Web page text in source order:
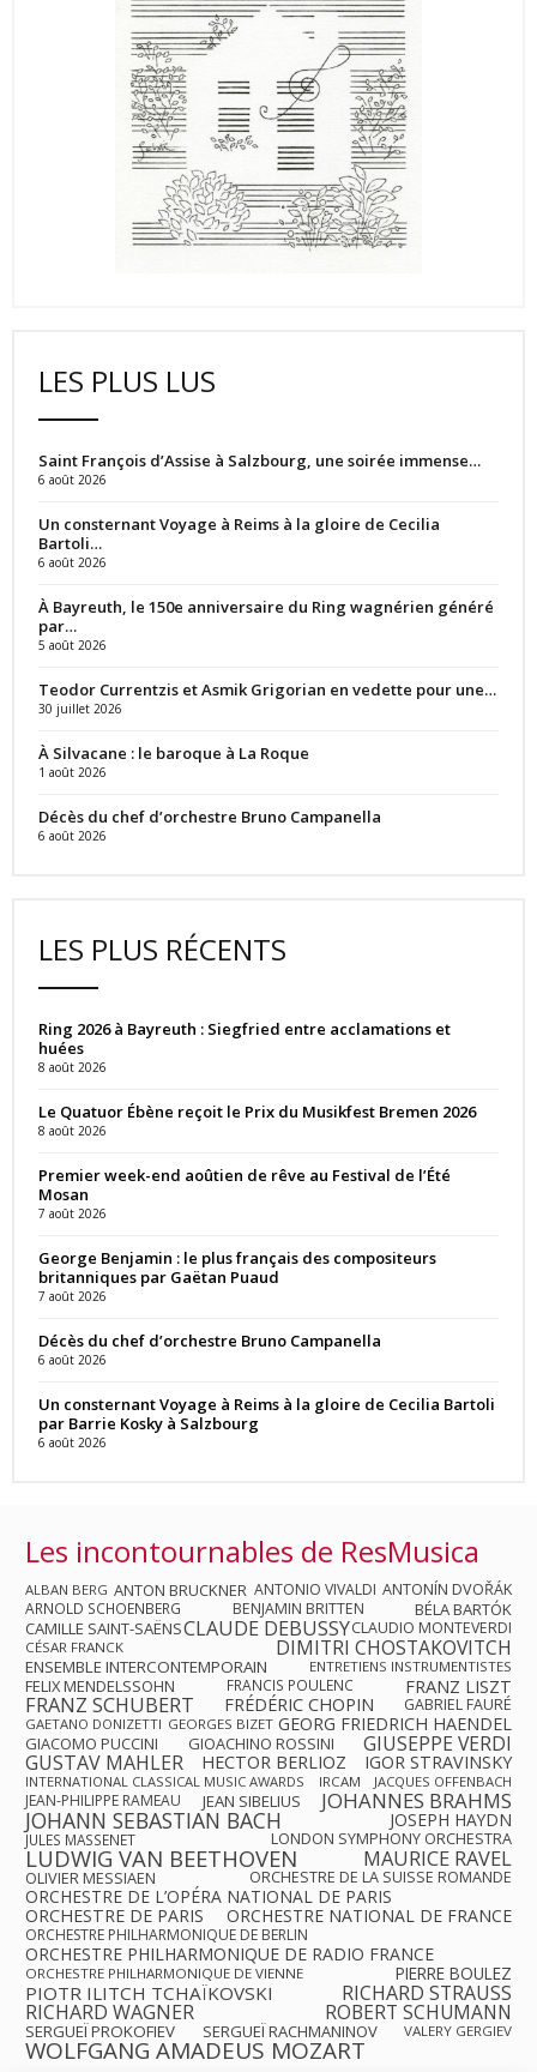
LES PLUS LUS
Saint François d’Assise à Salzbourg, une soirée immense…
6 août 2026
Un consternant Voyage à Reims à la gloire de Cecilia
Bartoli…
6 août 2026
À Bayreuth, le 150e anniversaire du Ring wagnérien généré
par…
5 août 2026
Teodor Currentzis et Asmik Grigorian en vedette pour une…
30 juillet 2026
À Silvacane : le baroque à La Roque
1 août 2026
Décès du chef d’orchestre Bruno Campanella
6 août 2026
LES PLUS RÉCENTS
Ring 2026 à Bayreuth : Siegfried entre acclamations et
huées
8 août 2026
Le Quatuor Ébène reçoit le Prix du Musikfest Bremen 2026
8 août 2026
Premier week-end aoûtien de rêve au Festival de l’Été
Mosan
7 août 2026
George Benjamin : le plus français des compositeurs
britanniques par Gaëtan Puaud
7 août 2026
Décès du chef d’orchestre Bruno Campanella
6 août 2026
Un consternant Voyage à Reims à la gloire de Cecilia Bartoli
par Barrie Kosky à Salzbourg
6 août 2026
Les incontournables de ResMusica
ALBAN BERG ANTON BRUCKNER ANTONIO VIVALDI ANTONÍN DVOŘÁK
ARNOLD SCHOENBERG
BENJAMIN BRITTEN
BÉLA BARTÓK
CAMILLE SAINT-SAËNSCLAUDE DEBUSSYCLAUDIO MONTEVERDI
CÉSAR FRANCK DIMITRI CHOSTAKOVITCH
ENSEMBLE INTERCONTEMPORAIN ENTRETIENS INSTRUMENTISTES
FELIX MENDELSSOHN FRANCIS POULENC FRANZ LISZT
FRANZ SCHUBERT FRÉDÉRIC CHOPIN GABRIEL FAURÉ
GAETANO DONIZETTI GEORGES BIZET GEORG FRIEDRICH HAENDEL
GIACOMO PUCCINI GIOACHINO ROSSINI GIUSEPPE VERDI
GUSTAV MAHLER HECTOR BERLIOZ IGOR STRAVINSKY
INTERNATIONAL CLASSICAL MUSIC AWARDS IRCAM JACQUES OFFENBACH
JEAN-PHILIPPE RAMEAU JEAN SIBELIUS JOHANNES BRAHMS
JOHANN SEBASTIAN BACH JOSEPH HAYDN
JULES MASSENET LONDON SYMPHONY ORCHESTRA
LUDWIG VAN BEETHOVEN MAURICE RAVEL
OLIVIER MESSIAEN ORCHESTRE DE LA SUISSE ROMANDE
ORCHESTRE DE L’OPÉRA NATIONAL DE PARIS
ORCHESTRE DE PARIS
ORCHESTRE NATIONAL DE FRANCE
ORCHESTRE PHILHARMONIQUE DE BERLIN
ORCHESTRE PHILHARMONIQUE DE RADIO FRANCE
ORCHESTRE PHILHARMONIQUE DE VIENNE PIERRE BOULEZ
PIOTR ILITCH TCHAÏKOVSKI RICHARD STRAUSS
RICHARD WAGNER ROBERT SCHUMANN
SERGUEÏ PROKOFIEV SERGUEÏ RACHMANINOV VALERY GERGIEV
WOLFGANG AMADEUS MOZART